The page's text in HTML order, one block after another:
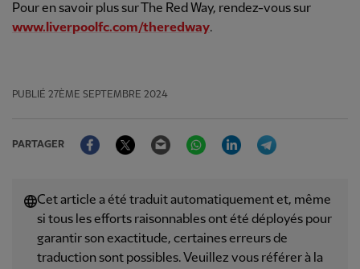
Pour en savoir plus sur The Red Way, rendez-vous sur
www.liverpoolfc.com/theredway.
PUBLIÉ 27ÈME SEPTEMBRE 2024
PARTAGER
FacebookTwitter Email WhatsAppLinkedIn
Cet article a été traduit automatiquement et, même
si tous les efforts raisonnables ont été déployés pour
garantir son exactitude, certaines erreurs de
traduction sont possibles. Veuillez vous référer à la